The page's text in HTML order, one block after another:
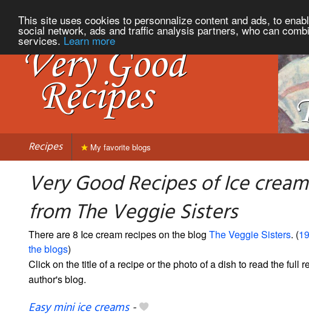
This site uses cookies to personnalize content and ads, to
social network, ads and traffic analysis partners, who can
services. Learn more
Recipes My favorite blogs
Very Good Recipes of Ice cream
from The Veggie Sisters
There are 8 Ice cream recipes on the blog The Veggie Sisters. (
the blogs)
Click on the title of a recipe or the photo of a dish to read the full
author's blog.
Easy mini ice creams-